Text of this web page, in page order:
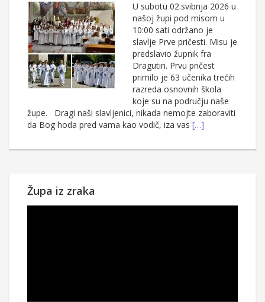
U subotu 02.svibnja 2026 u
našoj župi pod misom u
10:00 sati održano je
slavlje Prve pričesti. Misu je
predslavio župnik fra
Dragutin. Prvu pričest
primilo je 63 učenika trećih
razreda osnovnih škola
koje su na području naše
župe. Dragi naši slavljenici, nikada nemojte zaboraviti
da Bog hoda pred vama kao vodič, iza vas […]
Župa iz zraka